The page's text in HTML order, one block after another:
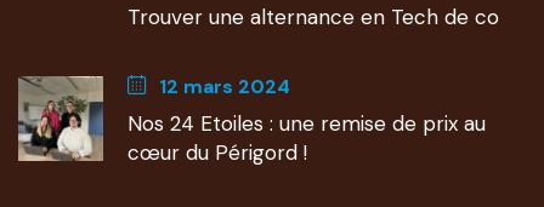
Trouver une alternance en Tech de co
12 mars 2024
Nos 24 Etoiles : une remise de prix au
cœur du Périgord !